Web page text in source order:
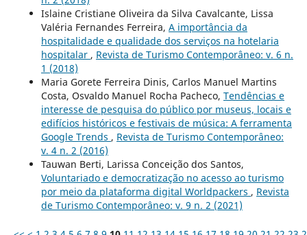
Islaine Cristiane Oliveira da Silva Cavalcante, Lissa
Valéria Fernandes Ferreira, A importância da
hospitalidade e qualidade dos serviços na hotelaria
hospitalar , Revista de Turismo Contemporâneo: v. 6 n.
1 (2018)
Maria Gorete Ferreira Dinis, Carlos Manuel Martins
Costa, Osvaldo Manuel Rocha Pacheco, Tendências e
interesse de pesquisa do público por museus, locais e
edifícios históricos e festivais de música: A ferramenta
Google Trends , Revista de Turismo Contemporâneo:
v. 4 n. 2 (2016)
Tauwan Berti, Larissa Conceição dos Santos,
Voluntariado e democratização no acesso ao turismo
por meio da plataforma digital Worldpackers , Revista
de Turismo Contemporâneo: v. 9 n. 2 (2021)